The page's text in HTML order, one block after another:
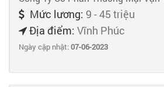
Mức lương: 9 - 45 triệu
Địa điểm: Vĩnh Phúc
Ngày cập nhật:07-06-2023